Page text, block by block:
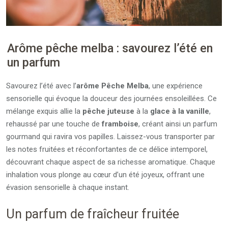
Arôme pêche melba : savourez l’été en
un parfum
Savourez l’été avec l’arôme Pêche Melba, une expérience
sensorielle qui évoque la douceur des journées ensoleillées. Ce
mélange exquis allie la pêche juteuse à la glace à la vanille,
rehaussé par une touche deframboise, créant ainsi un parfum
gourmand qui ravira vos papilles. Laissez-vous transporter par
les notes fruitées et réconfortantes de ce délice intemporel,
découvrant chaque aspect de sa richesse aromatique. Chaque
inhalation vous plonge au cœur d’un été joyeux, offrant une
évasion sensorielle à chaque instant.
Un parfum de fraîcheur fruitée